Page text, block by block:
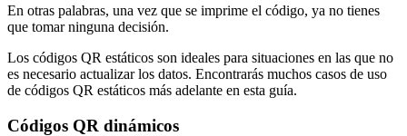
En otras palabras, una vez que se imprime el código, ya no tienes
que tomar ninguna decisión.
Los códigos QR estáticos son ideales para situaciones en las que no
es necesario actualizar los datos. Encontrarás muchos casos de uso
de códigos QR estáticos más adelante en esta guía.
Códigos QR dinámicos